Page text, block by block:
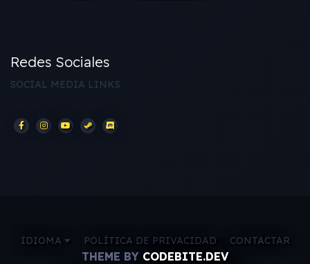
Redes Sociales
SOCIAL MEDIA LINKS
IDIOMA POLÍTICA DE PRIVACIDAD CONTACTAR
THEME BY CODEBITE.DEV